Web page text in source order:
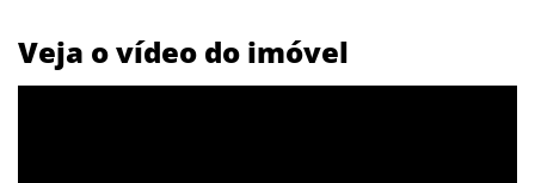
Veja o vídeo do imóvel